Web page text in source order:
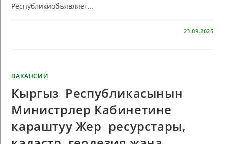
Республикиобъявляет…
23.09.2025
ВАКАНСИИ
Кыргыз Республикасынын
Министрлер Кабинетине
караштуу Жер ресурстары,